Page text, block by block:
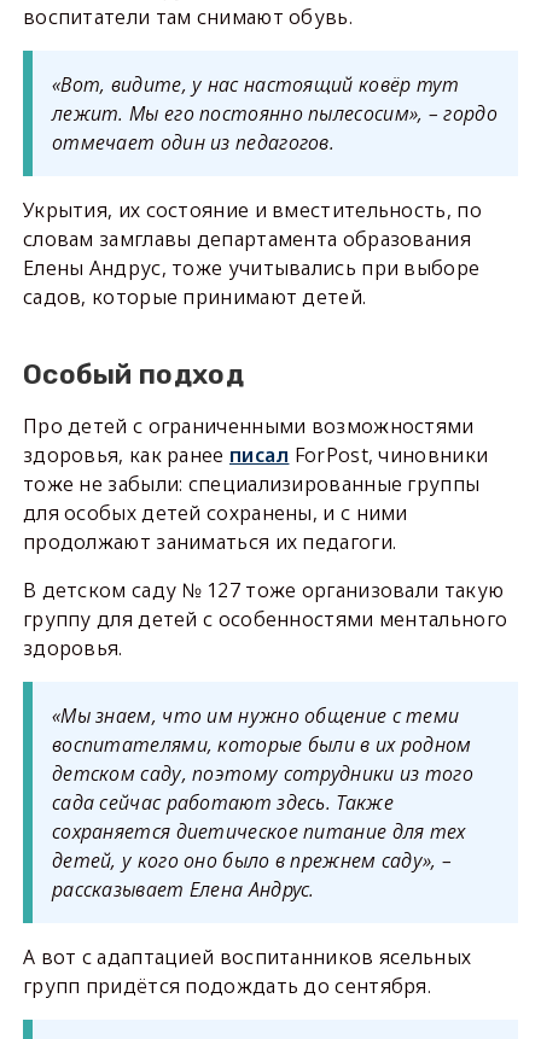
воспитатели там снимают обувь.
«Вот, видите, у нас настоящий ковёр тут
лежит. Мы его постоянно пылесосим», – гордо
отмечает один из педагогов.
Укрытия, их состояние и вместительность, по
словам замглавы департамента образования
Елены Андрус, тоже учитывались при выборе
садов, которые принимают детей.
Особый подход
Про детей с ограниченными возможностями
здоровья, как ранее писал ForPost, чиновники
тоже не забыли: специализированные группы
для особых детей сохранены, и с ними
продолжают заниматься их педагоги.
В детском саду № 127 тоже организовали такую
группу для детей с особенностями ментального
здоровья.
«Мы знаем, что им нужно общение с теми
воспитателями, которые были в их родном
детском саду, поэтому сотрудники из того
сада сейчас работают здесь. Также
сохраняется диетическое питание для тех
детей, у кого оно было в прежнем саду», –
рассказывает Елена Андрус.
А вот с адаптацией воспитанников ясельных
групп придётся подождать до сентября.